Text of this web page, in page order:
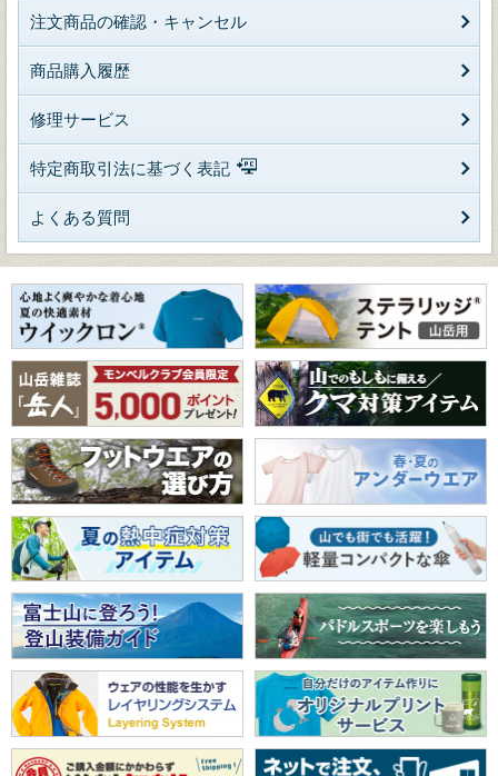
注文商品の確認・キャンセル
商品購入履歴
修理サービス
特定商取引法に基づく表記
よくある質問